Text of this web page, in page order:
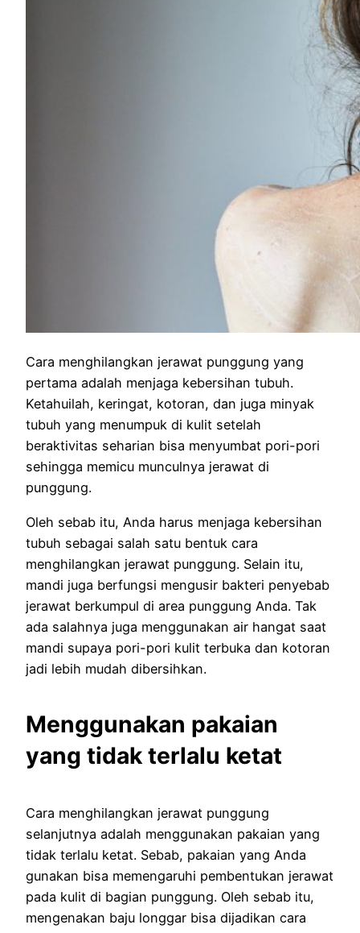
Cara menghilangkan jerawat punggung yang
pertama adalah menjaga kebersihan tubuh.
Ketahuilah, keringat, kotoran, dan juga minyak
tubuh yang menumpuk di kulit setelah
beraktivitas seharian bisa menyumbat pori-pori
sehingga memicu munculnya jerawat di
punggung.
Oleh sebab itu, Anda harus menjaga kebersihan
tubuh sebagai salah satu bentuk cara
menghilangkan jerawat punggung. Selain itu,
mandi juga berfungsi mengusir bakteri penyebab
jerawat berkumpul di area punggung Anda. Tak
ada salahnya juga menggunakan air hangat saat
mandi supaya pori-pori kulit terbuka dan kotoran
jadi lebih mudah dibersihkan.
Menggunakan pakaian
yang tidak terlalu ketat
Cara menghilangkan jerawat punggung
selanjutnya adalah menggunakan pakaian yang
tidak terlalu ketat. Sebab, pakaian yang Anda
gunakan bisa memengaruhi pembentukan jerawat
pada kulit di bagian punggung. Oleh sebab itu,
mengenakan baju longgar bisa dijadikan cara